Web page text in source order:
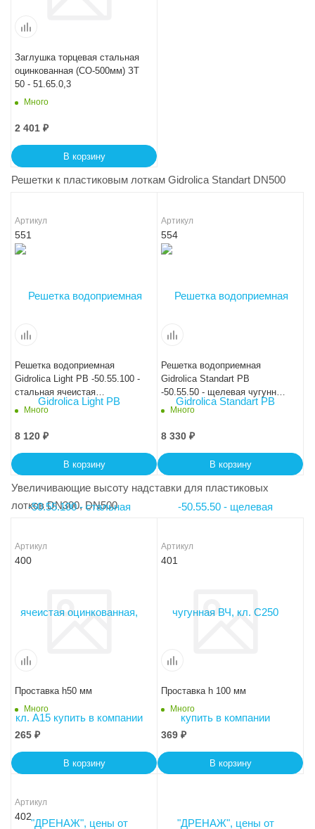
Заглушка торцевая стальная
оцинкованная (СО-500мм) ЗТ
50 - 51.65.0,3
Много
2 401 ₽
В корзину
Решетки к пластиковым лоткам Gidrolica Standart DN500
Артикул
551
Решетка водоприемная
Gidrolica Light РВ -50.55.100 -
стальная ячеистая
оцинкованная, кл. А15
Много
8 120 ₽
В корзину
Артикул
554
Решетка водоприемная
Gidrolica Standart РВ
-50.55.50 - щелевая чугунная
ВЧ, кл. С250
Много
8 330 ₽
В корзину
Увеличивающие высоту надставки для пластиковых
лотков DN300, DN500
Артикул
400
Проставка h50 мм
Много
265 ₽
В корзину
Артикул
401
Проставка h 100 мм
Много
369 ₽
В корзину
Артикул
402